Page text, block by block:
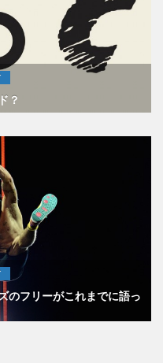
？
のフリーがこれまでに語っ